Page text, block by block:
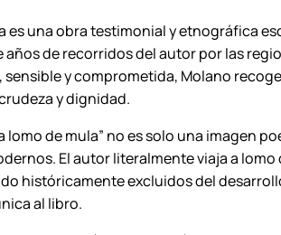
es una obra testimonial y etnográfica
años de recorridos del autor por las
sensible y comprometida, Molano
y dignidad.
lomo de mula” no es solo una imagen
El autor literalmente viaja a
históricamente excluidos del
al libro.